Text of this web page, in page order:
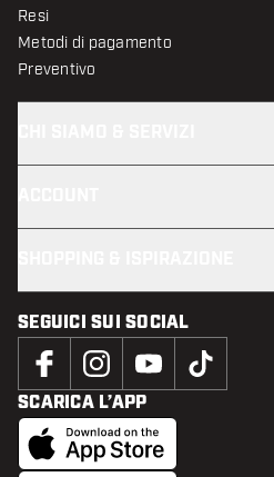
Resi
Metodi di pagamento
Preventivo
SEGUICI SUI SOCIAL
SCARICA L’APP